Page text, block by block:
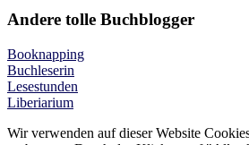
Andere tolle Buchblogger
Booknapping
Buchleserin
Lesestunden
Liberiarium
Wir verwenden auf dieser Website